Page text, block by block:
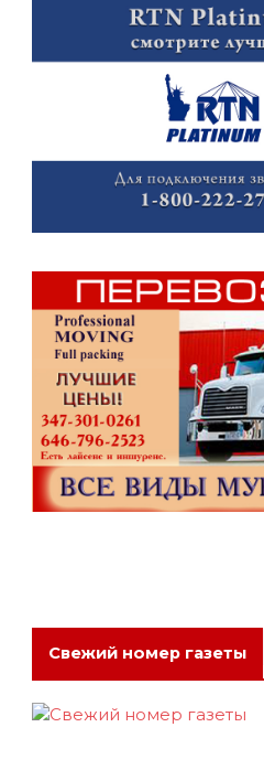
Свежий номер газеты